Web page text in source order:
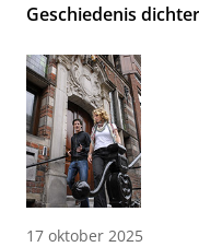
Geschiedenis
17 oktober 2025